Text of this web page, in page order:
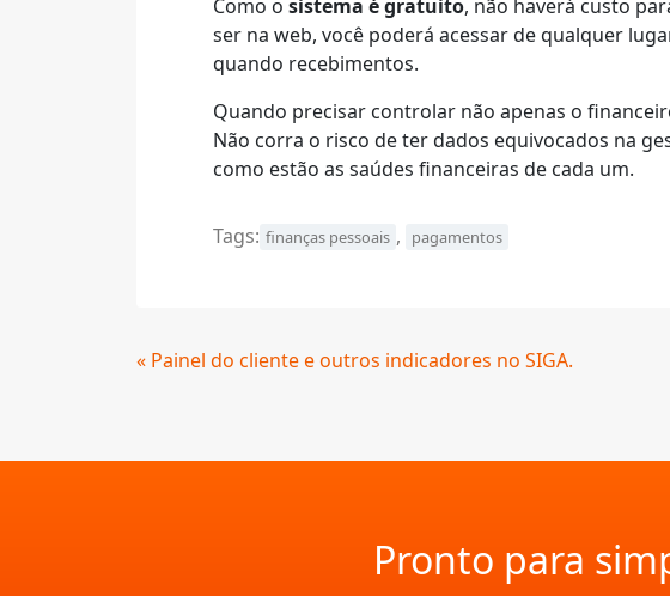
Como o sistema é gratuito, não haverá custo
ser na web, você poderá acessar de qualquer
quando recebimentos.
Quando precisar controlar não apenas o
Não corra o risco de ter dados equivocados na
como estão as saúdes financeiras de cada um.
Tags: finanças pessoais , pagamentos
Continue
« Painel do cliente e outros indicadores no SIGA.
Pronto para